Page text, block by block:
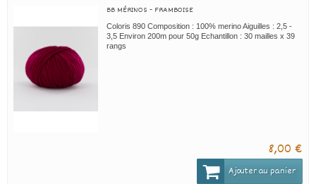
BB MÉRINOS - FRAMBOISE
Coloris 890 Composition : 100% merino Aiguilles : 2,5 -
3,5 Environ 200m pour 50g Echantillon : 30 mailles x 39
rangs
8,00 €
Ajouter au panier